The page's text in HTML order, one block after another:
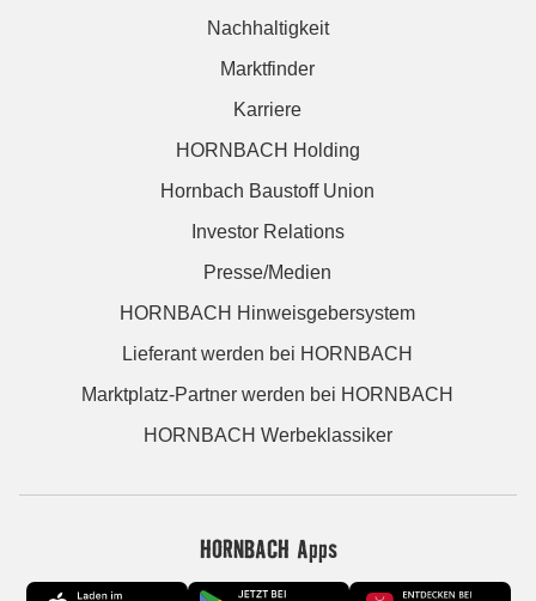
Nachhaltigkeit
Marktfinder
Karriere
HORNBACH Holding
Hornbach Baustoff Union
Investor Relations
Presse/Medien
HORNBACH Hinweisgebersystem
Lieferant werden bei HORNBACH
Marktplatz-Partner werden bei HORNBACH
HORNBACH Werbeklassiker
HORNBACH Apps